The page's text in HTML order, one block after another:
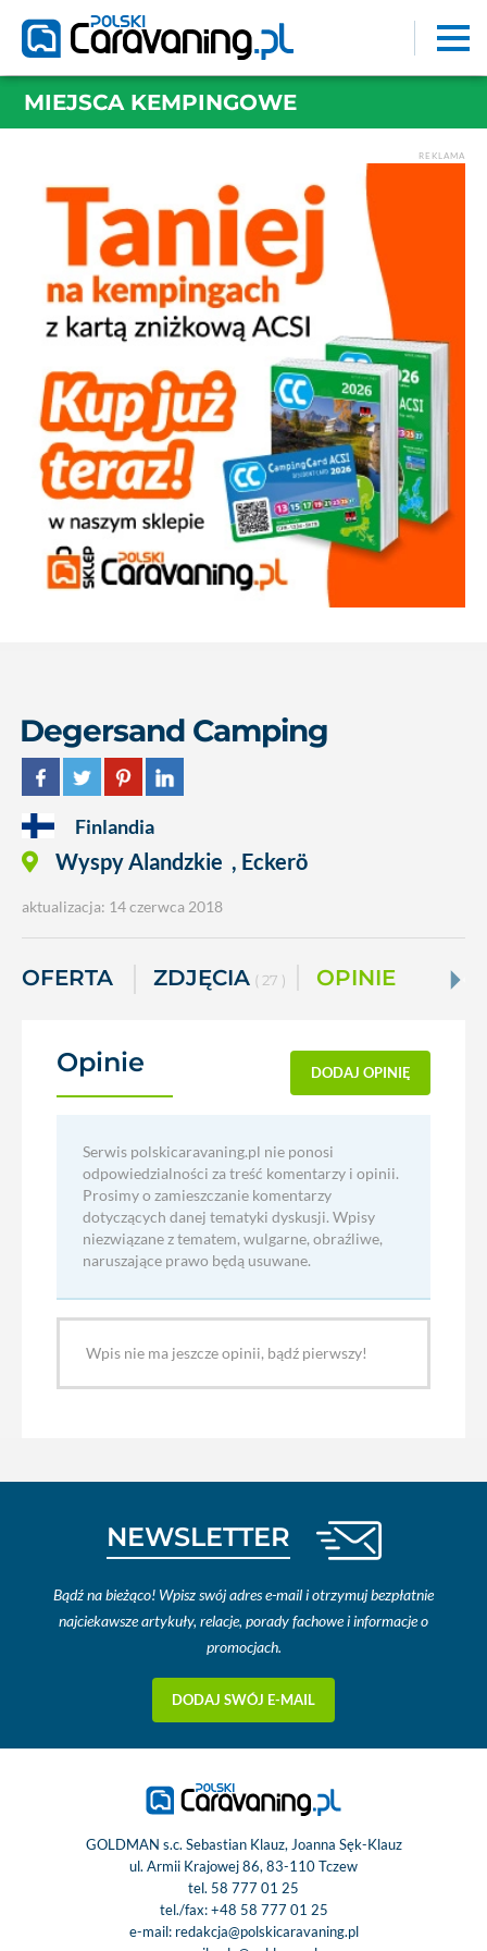
MIEJSCA KEMPINGOWE
REKLAMA
Degersand Camping
Finlandia
Wyspy Alandzkie , Eckerö
aktualizacja: 14 czerwca 2018
OFERTA ZDJĘCIA ( 27 ) OPINIE
Opinie DODAJ OPINIĘ
Serwis polskicaravaning.pl nie ponosi
odpowiedzialności za treść komentarzy i opinii.
Prosimy o zamieszczanie komentarzy
dotyczących danej tematyki dyskusji. Wpisy
niezwiązane z tematem, wulgarne, obraźliwe,
naruszające prawo będą usuwane.
Wpis nie ma jeszcze opinii, bądź pierwszy!
NEWSLETTER
Bądź na bieżąco! Wpisz swój adres e-mail i otrzymuj bezpłatnie
najciekawsze artykuły, relacje, porady fachowe i informacje o
promocjach.
DODAJ SWÓJ E-MAIL
GOLDMAN s.c. Sebastian Klauz, Joanna Sęk-Klauz
ul. Armii Krajowej 86, 83-110 Tczew
tel. 58 777 01 25
tel./fax:+48 58 777 01 25
e-mail: redakcja@polskicaravaning.pl